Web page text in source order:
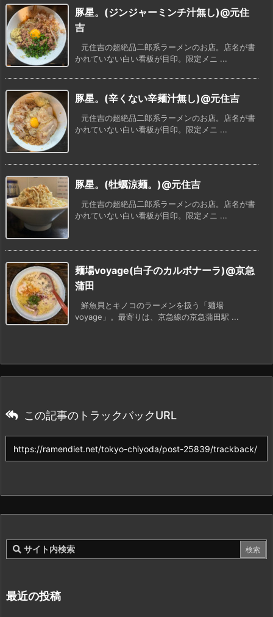
豚星。(ジンジャーミンチ汁無し)@元住
吉
元住吉の超絶品二郎系ラーメンのお店。店名が書
かれていない白い看板が目印。限定メニ ...
豚星。(辛くない辛麺汁無し)@元住吉
元住吉の超絶品二郎系ラーメンのお店。店名が書
かれていない白い看板が目印。限定メニ ...
豚星。(牡蠣涼麺。)@元住吉
元住吉の超絶品二郎系ラーメンのお店。店名が書
かれていない白い看板が目印。限定メニ ...
麺場voyage(白子のカルボナーラ)@京急
蒲田
鮮魚貝とキノコのラーメンを扱う「麺場
voyage」。最寄りは、京急線の京急蒲田駅 ...
この記事のトラックバックURL
最近の投稿